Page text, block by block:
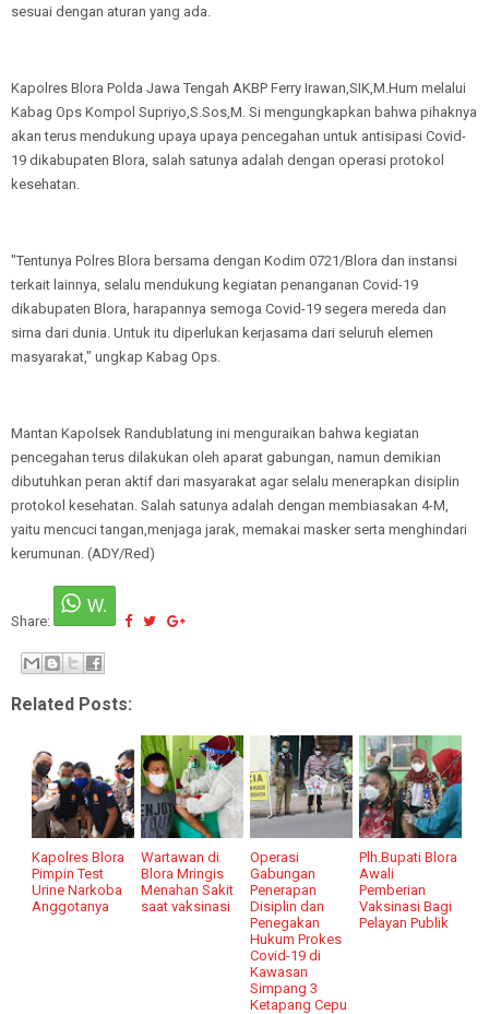
sesuai dengan aturan yang ada.
Kapolres Blora Polda Jawa Tengah AKBP Ferry Irawan,SIK,M.Hum melalui
Kabag Ops Kompol Supriyo,S.Sos,M. Si mengungkapkan bahwa pihaknya
akan terus mendukung upaya upaya pencegahan untuk antisipasi Covid-
19 dikabupaten Blora, salah satunya adalah dengan operasi protokol
kesehatan.
"Tentunya Polres Blora bersama dengan Kodim 0721/Blora dan instansi
terkait lainnya, selalu mendukung kegiatan penanganan Covid-19
dikabupaten Blora, harapannya semoga Covid-19 segera mereda dan
sirna dari dunia. Untuk itu diperlukan kerjasama dari seluruh elemen
masyarakat," ungkap Kabag Ops.
Mantan Kapolsek Randublatung ini menguraikan bahwa kegiatan
pencegahan terus dilakukan oleh aparat gabungan, namun demikian
dibutuhkan peran aktif dari masyarakat agar selalu menerapkan disiplin
protokol kesehatan. Salah satunya adalah dengan membiasakan 4-M,
yaitu mencuci tangan,menjaga jarak, memakai masker serta menghindari
kerumunan. (ADY/Red)
Share:
Related Posts:
Kapolres Blora
Pimpin Test
Urine Narkoba
Anggotanya
Wartawan di
Blora Mringis
Menahan Sakit
saat vaksinasi
Operasi
Gabungan
Penerapan
Disiplin dan
Penegakan
Hukum Prokes
Covid-19 di
Kawasan
Simpang 3
Ketapang Cepu
Plh.Bupati Blora
Awali
Pemberian
Vaksinasi Bagi
Pelayan Publik